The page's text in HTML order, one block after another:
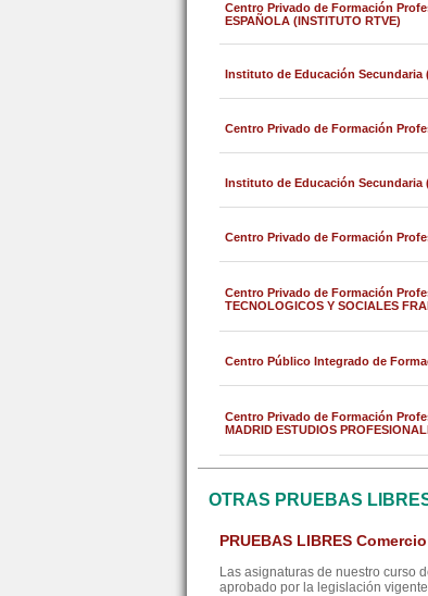
Centro Privado de Formación
ESPAÑOLA (INSTITUTO RTVE)
Instituto de Educación Secundaria
Centro Privado de Formación
Instituto de Educación Secundaria
Centro Privado de Formación
Centro Privado de Formación
TECNOLOGICOS Y SOCIALES
Centro Público Integrado de
Centro Privado de Formación
MADRID ESTUDIOS
OTRAS PRUEBAS
PRUEBAS LIBRES
Las asignaturas de nuestro curso
aprobado por la legislación